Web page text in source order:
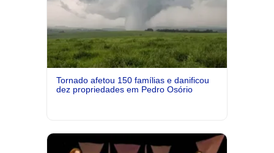
Tornado afetou 150 famílias e danificou
dez propriedades em Pedro Osório